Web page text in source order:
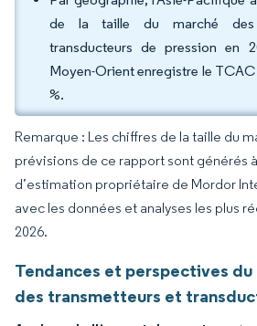
de la taille du marché des
transducteurs de pression en
Moyen-Orient enregistre le TCAC
%.
Remarque : Les chiffres de la taille du
prévisions de ce rapport sont générés
d’estimation propriétaire de Mordor
avec les données et analyses les plus
2026.
Tendances et perspectives
des transmetteurs et